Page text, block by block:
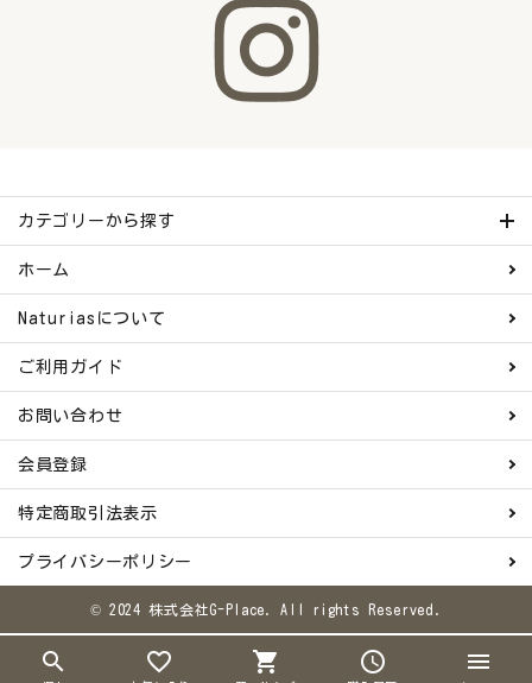
search favorite_border shopping_cart schedule menu
カテゴリーから探す
ホーム
Naturiasについて
ご利用ガイド
お問い合わせ
会員登録
特定商取引法表示
プライバシーポリシー
© 2024 株式会社G-Place. All rights Reserved.